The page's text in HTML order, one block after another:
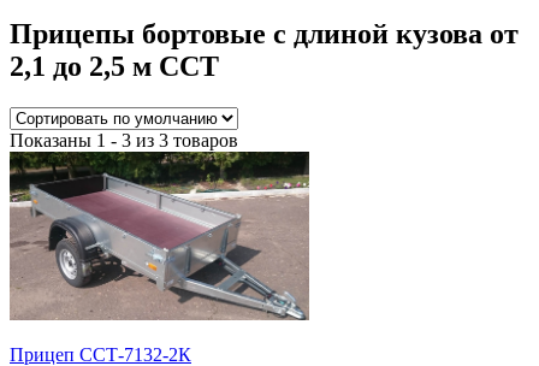
Прицепы бортовые с длиной кузова от
2,1 до 2,5 м ССТ
Показаны 1 - 3 из 3 товаров
Прицеп ССТ-7132-2К